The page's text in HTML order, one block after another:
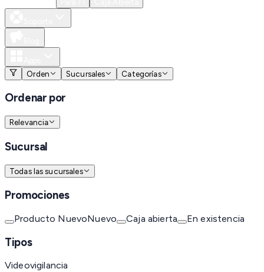
Orden
Sucursales Categorías
Ordenar por
Relevancia
Sucursal
Todas las sucursales
Promociones
Producto NuevoNuevo Caja abierta En existencia
Tipos
Videovigilancia